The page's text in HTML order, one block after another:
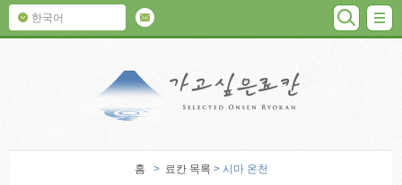
한국어 검색
홈 > 료칸 목록 > 시마 온천